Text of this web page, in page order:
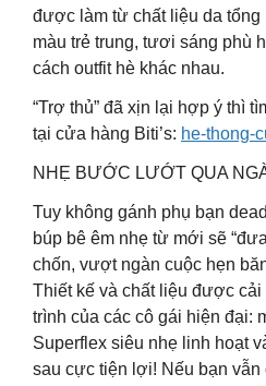
được làm từ chất liệu da tổng
màu trẻ trung, tươi sáng phù
cách outfit hè khác nhau.
“Trợ thủ” đã xịn lại hợp ý thì
tại cửa hàng Biti’s: he-thong-
NHẸ BƯỚC LƯỚT QUA
Tuy không gánh phụ bạn
búp bê êm nhẹ từ mới sẽ
chốn, vượt ngàn cuộc hẹn
Thiết kế và chất liệu được
trình của các cô gái hiện đại:
Superflex siêu nhẹ linh hoạt
sau cực tiện lợi! Nếu bạn vẫn